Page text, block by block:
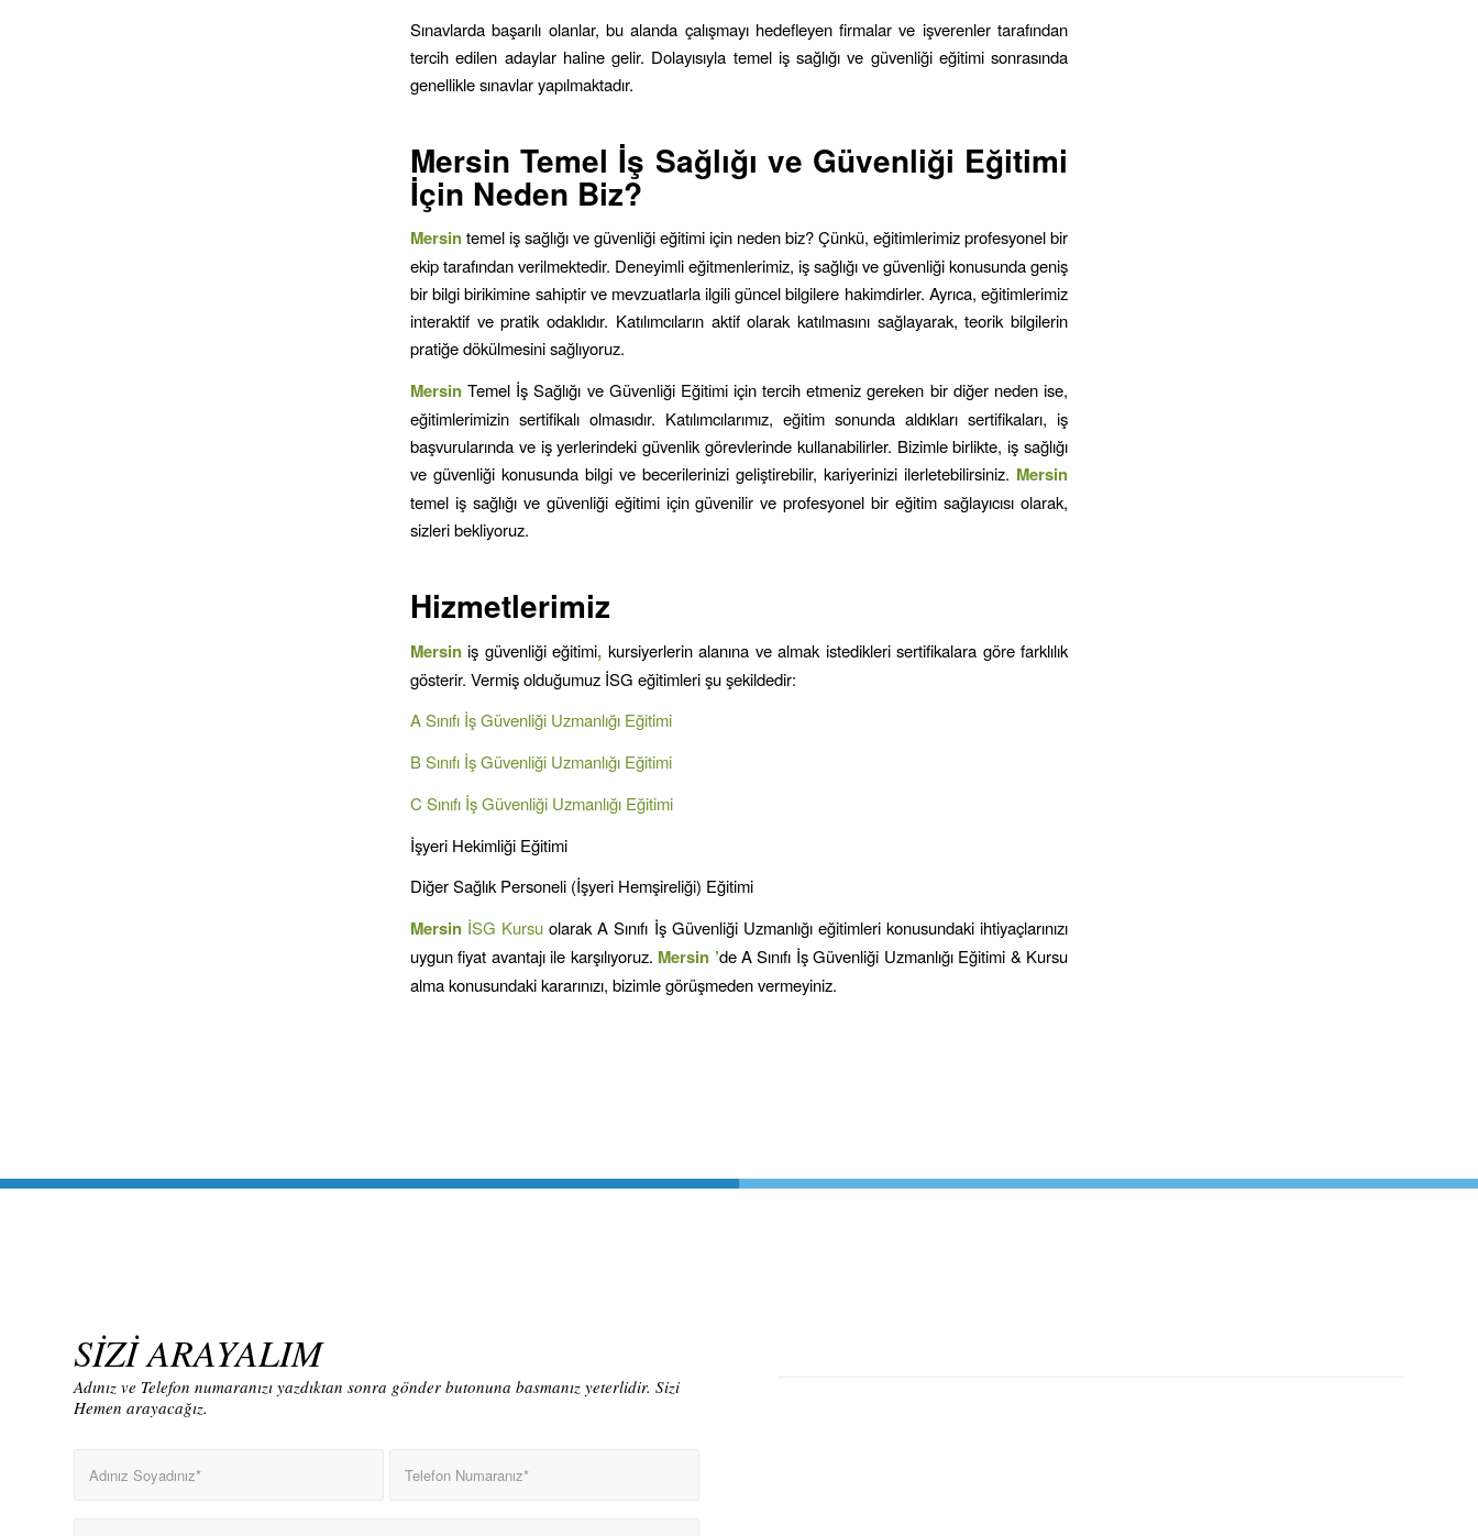
Sınavlarda başarılı olanlar, bu alanda çalışmayı hedefleyen firmalar ve işverenler tarafından
tercih edilen adaylar haline gelir. Dolayısıyla temel iş sağlığı ve güvenliği eğitimi sonrasında
genellikle sınavlar yapılmaktadır.
MersinTemel İş Sağlığı ve Güvenliği Eğitimi
İçin Neden Biz?
Mersintemel iş sağlığı ve güvenliği eğitimi için neden biz? Çünkü, eğitimlerimiz profesyonel bir
ekip tarafından verilmektedir. Deneyimli eğitmenlerimiz, iş sağlığı ve güvenliği konusunda geniş
bir bilgi birikimine sahiptir ve mevzuatlarla ilgili güncel bilgilere hakimdirler. Ayrıca, eğitimlerimiz
interaktif ve pratik odaklıdır. Katılımcıların aktif olarak katılmasını sağlayarak, teorik bilgilerin
pratiğe dökülmesini sağlıyoruz.
MersinTemel İş Sağlığı ve Güvenliği Eğitimi için tercih etmeniz gereken bir diğer neden ise,
eğitimlerimizin sertifikalı olmasıdır. Katılımcılarımız, eğitim sonunda aldıkları sertifikaları, iş
başvurularında ve iş yerlerindeki güvenlik görevlerinde kullanabilirler. Bizimle birlikte, iş sağlığı
ve güvenliği konusunda bilgi ve becerilerinizi geliştirebilir, kariyerinizi ilerletebilirsiniz. Mersin
temel iş sağlığı ve güvenliği eğitimi için güvenilir ve profesyonel bir eğitim sağlayıcısı olarak,
sizleri bekliyoruz.
Hizmetlerimiz
Mersiniş güvenliği eğitimi, kursiyerlerin alanına ve almak istedikleri sertifikalara göre farklılık
gösterir. Vermiş olduğumuz İSG eğitimleri şu şekildedir:
A Sınıfı İş Güvenliği Uzmanlığı Eğitimi
B Sınıfı İş Güvenliği Uzmanlığı Eğitimi
C Sınıfı İş Güvenliği Uzmanlığı Eğitimi
İşyeri Hekimliği Eğitimi
Diğer Sağlık Personeli (İşyeri Hemşireliği) Eğitimi
Mersin İSG Kursu olarak A Sınıfı İş Güvenliği Uzmanlığı eğitimleri konusundaki ihtiyaçlarınızı
uygun fiyat avantajı ile karşılıyoruz. Mersin ’de A Sınıfı İş Güvenliği Uzmanlığı Eğitimi & Kursu
alma konusundaki kararınızı, bizimle görüşmeden vermeyiniz.
SİZİ ARAYALIM
Adınız ve Telefon numaranızı yazdıktan sonra gönder butonuna basmanız yeterlidir. Sizi
Hemen arayacağız.